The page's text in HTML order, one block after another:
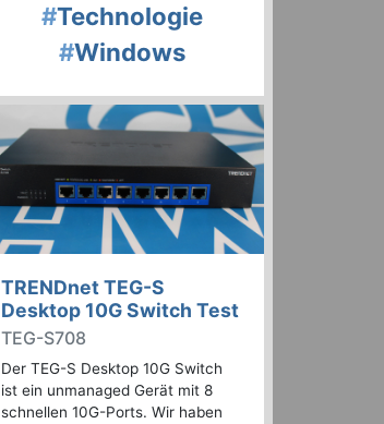
#Technologie
#Windows
TRENDnet TEG-S
Desktop 10G Switch Test
TEG-S708
Der TEG-S Desktop 10G Switch
ist ein unmanaged Gerät mit 8
schnellen 10G-Ports. Wir haben